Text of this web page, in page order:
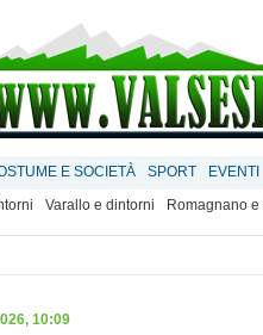
E SOCIETÀ SPORT EVENTI
Varallo e dintorni Romagnano e
10:09